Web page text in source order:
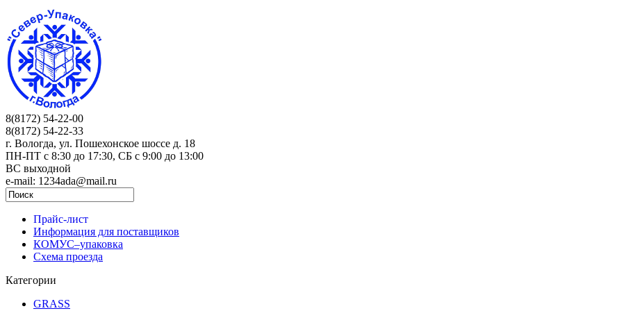
8(8172) 54-22-00
8(8172) 54-22-33
г. Вологда, ул. Пошехонское шоссе д. 18
ПН-ПТ c 8:30 до 17:30, СБ с 9:00 до 13:00
ВС выходной
e-mail: 1234ada@mail.ru
Прайс-лист
Информация для поставщиков
КОМУС–упаковка
Схема проезда
Категории
GRASS